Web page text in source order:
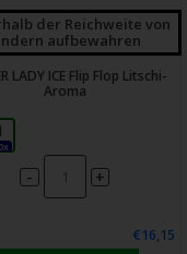
der Reichweite von
aufbewahren
LADY ICE Flip Flop Litschi-
Aroma
- +
€16,15